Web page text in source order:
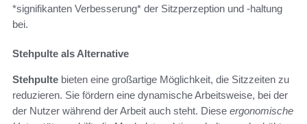
*signifikanten Verbesserung* der Sitzperzeption und -haltung
bei.
Stehpulte als Alternative
Stehpulte bieten eine großartige Möglichkeit, die Sitzzeiten zu
reduzieren. Sie fördern eine dynamische Arbeitsweise, bei der
der Nutzer während der Arbeit auch steht. Diese ergonomische